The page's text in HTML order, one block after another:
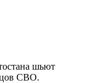
шьют
СВО.